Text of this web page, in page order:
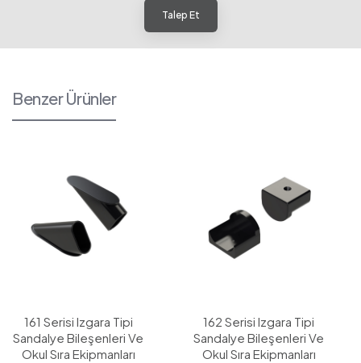
Talep Et
Benzer Ürünler
161 Serisi Izgara Tipi
Sandalye Bileşenleri Ve
Okul Sıra Ekipmanları
162 Serisi Izgara Tipi
Sandalye Bileşenleri Ve
Okul Sıra Ekipmanları